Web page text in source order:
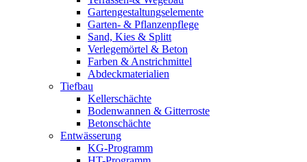
Gartengestaltungselemente
Garten- & Pflanzenpflege
Sand, Kies & Splitt
Verlegemörtel & Beton
Farben & Anstrichmittel
Abdeckmaterialien
Tiefbau
Kellerschächte
Bodenwannen & Gitterroste
Betonschächte
Entwässerung
KG-Programm